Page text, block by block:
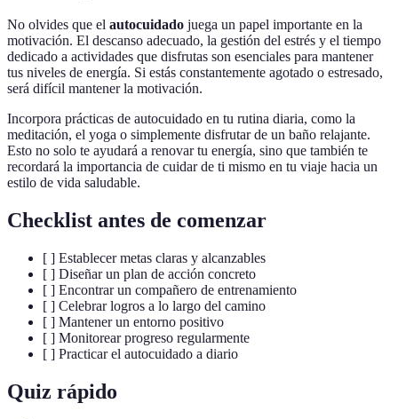
No olvides que el autocuidado juega un papel importante en la
motivación. El descanso adecuado, la gestión del estrés y el tiempo
dedicado a actividades que disfrutas son esenciales para mantener
tus niveles de energía. Si estás constantemente agotado o estresado,
será difícil mantener la motivación.
Incorpora prácticas de autocuidado en tu rutina diaria, como la
meditación, el yoga o simplemente disfrutar de un baño relajante.
Esto no solo te ayudará a renovar tu energía, sino que también te
recordará la importancia de cuidar de ti mismo en tu viaje hacia un
estilo de vida saludable.
Checklist antes de comenzar
[ ] Establecer metas claras y alcanzables
[ ] Diseñar un plan de acción concreto
[ ] Encontrar un compañero de entrenamiento
[ ] Celebrar logros a lo largo del camino
[ ] Mantener un entorno positivo
[ ] Monitorear progreso regularmente
[ ] Practicar el autocuidado a diario
Quiz rápido